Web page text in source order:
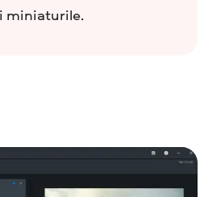
miniaturile.